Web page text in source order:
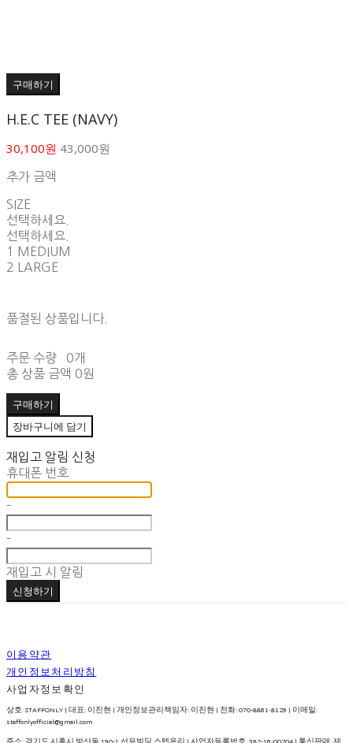
구매하기
H.E.C TEE (NAVY)
30,100원 43,000원
추가 금액
SIZE
선택하세요.
선택하세요.
1 MEDIUM
2 LARGE
품절된 상품입니다.
주문 수량
0개
총 상품 금액 0원
구매하기
장바구니에 담기
재입고 알림 신청
휴대폰 번호
-
-
재입고 시 알림
신청하기
이용약관
개인정보처리방침
사업자정보확인
상호: STAFFONLY | 대표: 이진현 | 개인정보관리책임자: 이진현 | 전화: 070-8861-8129 | 이메일:
staffonlyofficial@gmail.com